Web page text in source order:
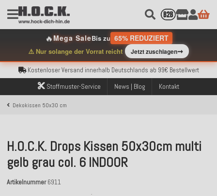
🔥Mega SaleBis zu 65% REDUZIERT
⚠️ Nur solange der Vorrat reicht Jetzt zuschlagen➞
Kostenloser Versand innerhalb Deutschlands ab 99€ Bestellwert
Über 120.000 erfolgreich versendete Bestellungen
Sicher bezahlen mit Klarna, PayPal & Amazon Pay
Kostenloser Versand innerhalb Deutschlands ab 99€ Bestellwert
Über 120.000 erfolgreich versendete Bestellungen
Sicher bezahlen mit Klarna, PayPal & Amazon Pay
Kostenloser Versand innerhalb Deutschlands ab 99€ Bestellwert
Stoffmuster-Service News | Blog Kontakt
Dekokissen 50x30 cm
H.O.C.K. Drops Kissen 50x30cm multi
gelb grau col. 6 INDOOR
Artikelnummer 6911